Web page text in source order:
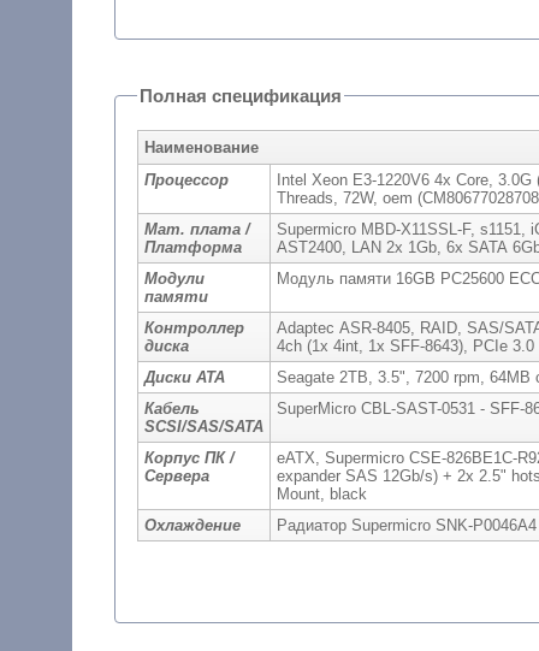
Полная спецификация
Наименование
Процессор
Intel Xeon E3-1220V6 4x Core,
Threads, 72W, oem
Мат. плата /
Платформа
Supermicro MBD-X11SSL-F, s1151,
AST2400, LAN 2x 1Gb, 6x SATA
Модули
памяти
Модуль памяти 16GB PC25600
Контроллер
диска
Adaptec ASR-8405, RAID, SAS/
4ch (1x 4int, 1x SFF-8643), PCIe
Диски ATA
Seagate 2TB, 3.5", 7200 rpm, 64MB
Кабель
SCSI/SAS/SATA
SuperMicro CBL-SAST-0531 - SFF-
Корпус ПК /
Сервера
eATX, Supermicro CSE-826BE1C-
expander SAS 12Gb/s) + 2x 2.5"
Mount, black
Охлаждение
Радиатор Supermicro SNK-